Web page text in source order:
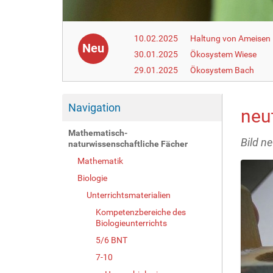
Neu
10.02.2025
Haltung von Ameisen
30.01.2025
Ökosystem Wiese
29.01.2025
Ökosystem Bach
Navigation
Mathematisch-
naturwissenschaftliche Fächer
Mathematik
Biologie
Unterrichtsmaterialien
Kompetenzbereiche des
Biologieunterrichts
5/6 BNT
7-10
Bild